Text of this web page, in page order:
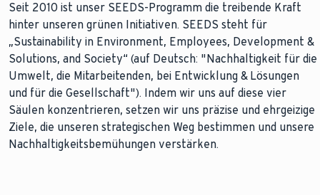
Seit 2010 ist unser SEEDS-Programm die treibende Kraft
hinter unseren grünen Initiativen. SEEDS steht für
„Sustainability in Environment, Employees, Development &
Solutions, and Society“ (auf Deutsch: "Nachhaltigkeit für die
Umwelt, die Mitarbeitenden, bei Entwicklung & Lösungen
und für die Gesellschaft"). Indem wir uns auf diese vier
Säulen konzentrieren, setzen wir uns präzise und ehrgeizige
Ziele, die unseren strategischen Weg bestimmen und unsere
Nachhaltigkeitsbemühungen verstärken.